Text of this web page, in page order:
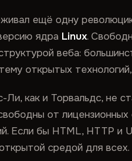
ещё одну
ядра Linux.
веба:
открытых
как и Торвальдс, не
от
Если бы HTML, HTTP и
средой для всех.